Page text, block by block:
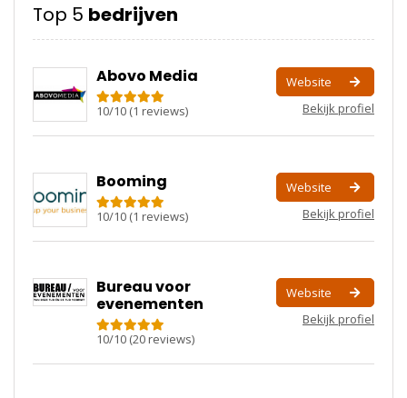
Top 5 bedrijven
Abovo Media
10/10 (1 reviews)
Website
Bekijk profiel
Booming
10/10 (1 reviews)
Website
Bekijk profiel
Bureau voor
evenementen
10/10 (20reviews)
Website
Bekijk profiel